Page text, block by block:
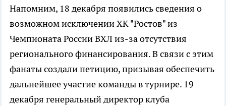
Напомним, 18 декабря появились сведения о
возможном исключении ХК "Ростов" из
Чемпионата России ВХЛ из-за отсутствия
регионального финансирования. В связи с этим
фанаты создали петицию, призывая обеспечить
дальнейшее участие команды в турнире. 19
декабря генеральный директор клуба